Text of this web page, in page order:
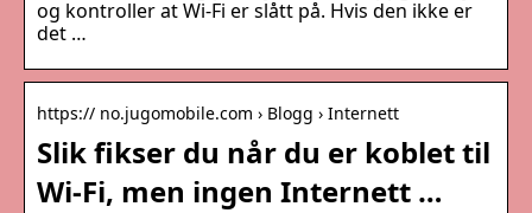
og kontroller at Wi-Fi er slått på. Hvis den ikke er
det …
https:// no.jugomobile.com › Blogg › Internett
Slik fikser du når du er koblet til
Wi-Fi, men ingen Internett …